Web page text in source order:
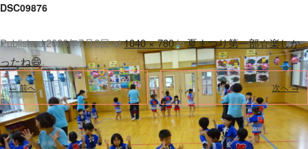
DSC09876
Published2026年7月2日at1040 × 780in夏まつり第一部☆楽しか
ったね😄.
← 前へ 次へ →